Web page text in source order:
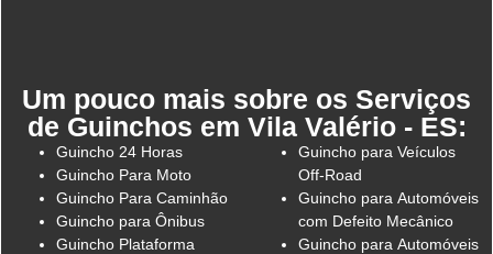
Um pouco mais sobre os Serviços
de Guinchos em Vila Valério - ES:
Guincho 24 Horas
Guincho Para Moto
Guincho Para Caminhão
Guincho para Ônibus
Guincho Plataforma
Guincho para Veículos
Off-Road
Guincho para Automóveis
com Defeito Mecânico
Guincho para Automóveis